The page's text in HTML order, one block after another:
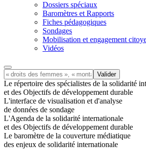
Dossiers spéciaux
Baromètres et Rapports
Fiches pédagogiques
Sondages
Mobilisation et engagement
Vidéos
Le répertoire des spécialistes de la solidarité
et des Objectifs de développement durable
L'interface de visualisation et d'analyse
de données de sondage
L'Agenda de la solidarité internationale
et des Objectifs de développement durable
Le baromètre de la couverture médiatique
des enjeux de solidarité internationale